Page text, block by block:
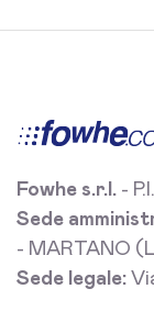
Fowhe s.r.l. -
Sede
- MARTANO
Sede legale: